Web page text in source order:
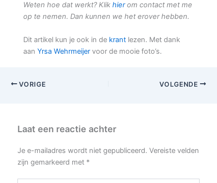
Weten hoe dat werkt? Klik hierom contact met me
op te nemen. Dan kunnen we het erover hebben.
Dit artikel kun je ook in de krant lezen. Met dank
aan Yrsa Wehrmeijer voor de mooie foto’s.
VORIGE VOLGENDE
Laat een reactie achter
Je e-mailadres wordt niet gepubliceerd. Vereiste velden
zijn gemarkeerd met *